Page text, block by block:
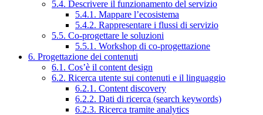
5.4. Descrivere il funzionamento del servizio
5.4.1. Mappare l’ecosistema
5.4.2. Rappresentare i flussi di servizio
5.5. Co-progettare le soluzioni
5.5.1. Workshop di co-progettazione
6. Progettazione dei contenuti
6.1. Cos’è il content design
6.2. Ricerca utente sui contenuti e il linguaggio
6.2.1. Content discovery
6.2.2. Dati di ricerca (search keywords)
6.2.3. Ricerca tramite analytics